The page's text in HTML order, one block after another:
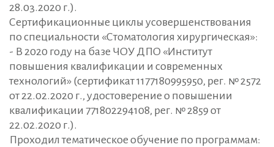
28.03.2020 г.).
Сертификационные циклы усовершенствования
по специальности «Стоматология хирургическая»:
- В 2020 году на базе ЧОУ ДПО «Институт
повышения квалификации и современных
технологий» (сертификат 1177180995950, рег. № 2572
от 22.02.2020 г., удостоверение о повышении
квалификации 771802294108, рег. № 2859 от
22.02.2020 г.).
Проходил тематическое обучение по программам: